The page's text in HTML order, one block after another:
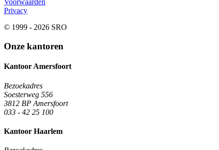
Voorwaarden
Privacy
© 1999 - 2026 SRO
Onze kantoren
Kantoor Amersfoort
Bezoekadres
Soesterweg 556
3812 BP Amersfoort
033 - 42 25 100
Kantoor Haarlem